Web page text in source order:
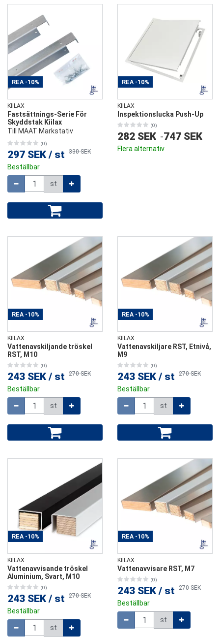
REA -10%
KIILAX
Fastsättnings-Serie För
Skyddstak Kiilax
Till MAAT Markstativ
(0)
297 SEK / st 330 SEK
Beställbar
st
REA -10%
KIILAX
Inspektionslucka Push-Up
(0)
282 SEK -747 SEK
Flera alternativ
REA -10%
KIILAX
Vattenavskiljande tröskel
RST, M10
(0)
243 SEK / st 270 SEK
Beställbar
st
REA -10%
KIILAX
Vattenavskiljare RST, Etnivå,
M9
(0)
243 SEK / st 270 SEK
Beställbar
st
REA -10%
KIILAX
Vattenavvisande tröskel
Aluminium, Svart, M10
(0)
243 SEK / st 270 SEK
Beställbar
st
REA -10%
KIILAX
Vattenavvisare RST, M7
(0)
243 SEK / st 270 SEK
Beställbar
st